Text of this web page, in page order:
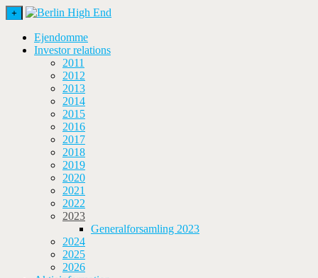
+
Ejendomme
Investor relations
2011
2012
2013
2014
2015
2016
2017
2018
2019
2020
2021
2022
2023
Generalforsamling 2023
2024
2025
2026